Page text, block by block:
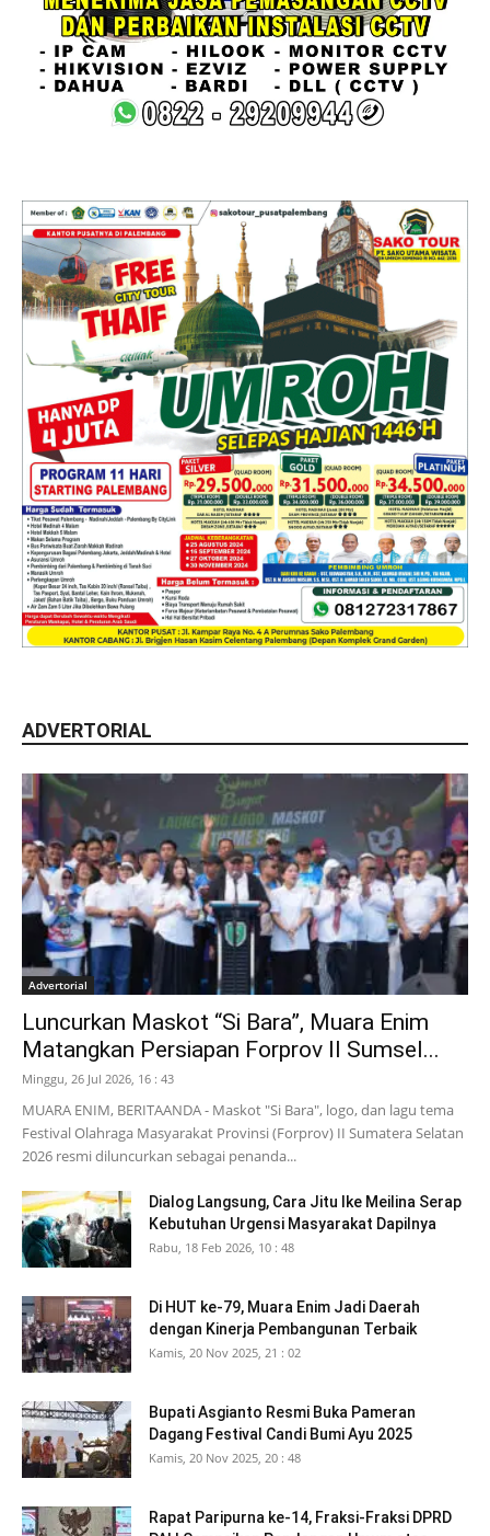
ADVERTORIAL
Advertorial
Luncurkan Maskot “Si Bara”, Muara Enim
Matangkan Persiapan Forprov II Sumsel...
Minggu, 26 Jul 2026, 16 : 43
MUARA ENIM, BERITAANDA - Maskot "Si Bara", logo, dan lagu tema
Festival Olahraga Masyarakat Provinsi (Forprov) II Sumatera Selatan
2026 resmi diluncurkan sebagai penanda...
Dialog Langsung, Cara Jitu Ike Meilina Serap
Kebutuhan Urgensi Masyarakat Dapilnya
Rabu, 18 Feb 2026, 10 : 48
Di HUT ke-79, Muara Enim Jadi Daerah
dengan Kinerja Pembangunan Terbaik
Kamis, 20 Nov 2025, 21 : 02
Bupati Asgianto Resmi Buka Pameran
Dagang Festival Candi Bumi Ayu 2025
Kamis, 20 Nov 2025, 20 : 48
Rapat Paripurna ke-14, Fraksi-Fraksi DPRD